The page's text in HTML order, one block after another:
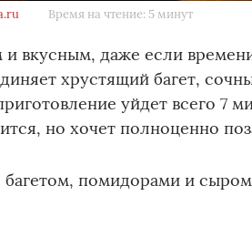
Время на чтение: 5 минут
вкусным, даже если
хрустящий багет,
уйдет всего 7
но хочет полноценно
багетом, помидорами и